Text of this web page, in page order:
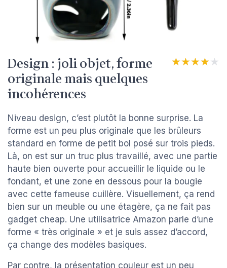
Design : joli objet, forme
originale mais quelques
incohérences
★★★★★
★★★★★
Niveau design, c’est plutôt la bonne surprise. La
forme est un peu plus originale que les brûleurs
standard en forme de petit bol posé sur trois pieds.
Là, on est sur un truc plus travaillé, avec une partie
haute bien ouverte pour accueillir le liquide ou le
fondant, et une zone en dessous pour la bougie
avec cette fameuse cuillère. Visuellement, ça rend
bien sur un meuble ou une étagère, ça ne fait pas
gadget cheap. Une utilisatrice Amazon parle d’une
forme « très originale » et je suis assez d’accord,
ça change des modèles basiques.
Par contre, la présentation couleur est un peu